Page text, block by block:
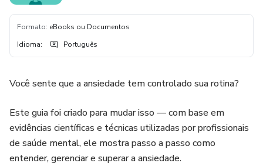
Formato: eBooks ou Documentos
Idioma: Português
Você sente que a ansiedade tem controlado sua rotina?
Este guia foi criado para mudar isso — com base em
evidências científicas e técnicas utilizadas por profissionais
de saúde mental, ele mostra passo a passo como
entender, gerenciar e superar a ansiedade.